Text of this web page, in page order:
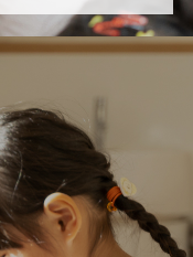
育園が紹介されま
じ組～2026.08.0